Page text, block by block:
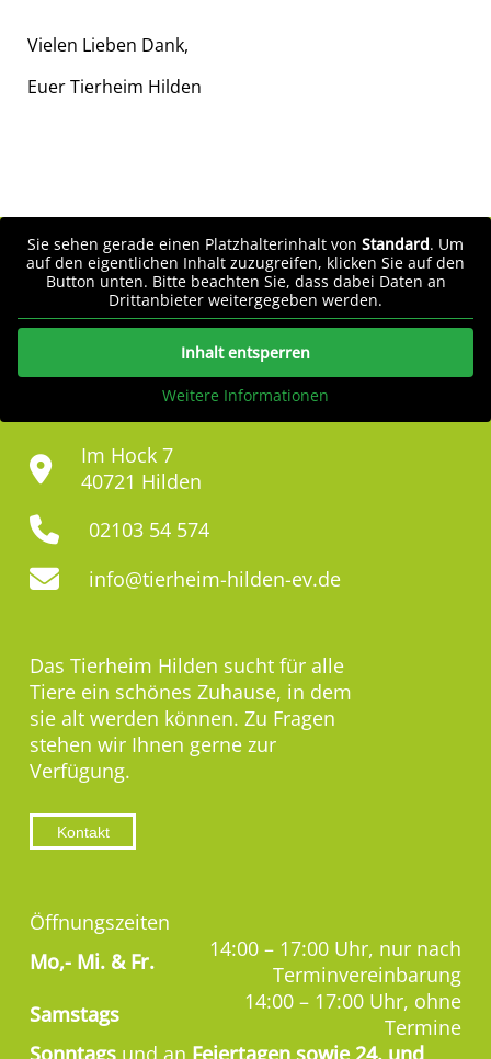
Vielen Lieben Dank,
Euer Tierheim Hilden
Sie sehen gerade einen Platzhalterinhalt von Standard. Um
auf den eigentlichen Inhalt zuzugreifen, klicken Sie auf den
Button unten. Bitte beachten Sie, dass dabei Daten an
Drittanbieter weitergegeben werden.
Inhalt entsperren
Weitere Informationen
Im Hock 7
40721 Hilden
02103 54 574
info@tierheim-hilden-ev.de
Das Tierheim Hilden sucht für alle
Tiere ein schönes Zuhause, in dem
sie alt werden können. Zu Fragen
stehen wir Ihnen gerne zur
Verfügung.
Kontakt
Öffnungszeiten
Mo,- Mi. & Fr.
14:00 – 17:00 Uhr, nur nach
Terminvereinbarung
Samstags
14:00 – 17:00 Uhr, ohne
Termine